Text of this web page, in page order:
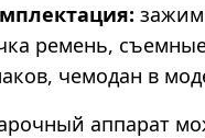
зажим
ремень,
чемодан в
аппарат